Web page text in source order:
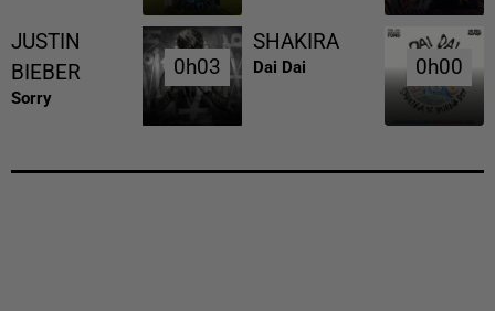
JUSTIN
BIEBER
Sorry
0h03
0h03
SHAKIRA
Dai Dai 0h00
0h00